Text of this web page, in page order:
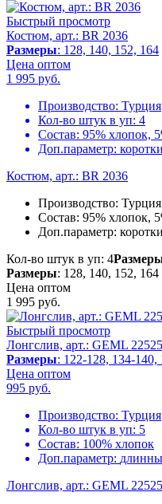
Быстрый просмотр
Костюм, арт.: BR 2036
Размеры: 128, 140, 152, 164
Цена оптом
1 995 руб.
Производство: Турция
Кол-во штук в уп: 4
Состав: 95% хлопок,
Доп.параметр:
Костюм, арт.: BR 2036
Производство: Турция
Состав: 95% хлопок,
Доп.параметр:
Кол-во штук в уп: 4
Размеры: 128, 140, 152, 164
Цена оптом
1 995 руб.
Быстрый просмотр
Лонгслив, арт.: GEML
Размеры: 122-128, 134-
Цена оптом
995 руб.
Производство: Турция
Кол-во штук в уп: 5
Состав: 100% хлопок
Доп.параметр:
Лонгслив, арт.: GEML